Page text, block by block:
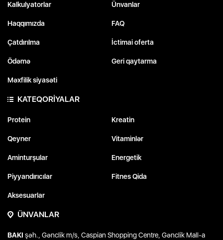
Kalkulyatorlar Ünvanlar
Haqqımızda FAQ
Çatdırılma İctimai oferta
Ödəmə Geri qaytarma
Məxfilik siyasəti
KATEQORİYALAR
Protein Kreatin
Qeyner Vitaminlər
Aminturşular Energetik
Piyyandırıcılar Fitnes Qida
Aksesuarlar
ÜNVANLAR
BAKI şəh., Gənclik m/s, Caspian Shopping Centre, Gənclik Mall-a